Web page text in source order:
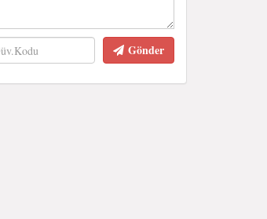
Gönder